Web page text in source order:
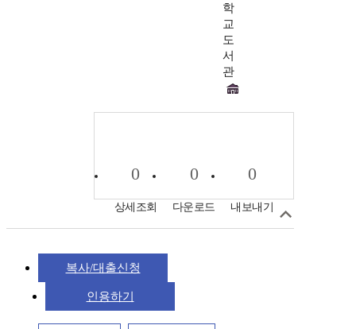
학
교
도
서
관
0
상세조회
0
다운로드
0
내보내기
복사/대출신청
인용하기